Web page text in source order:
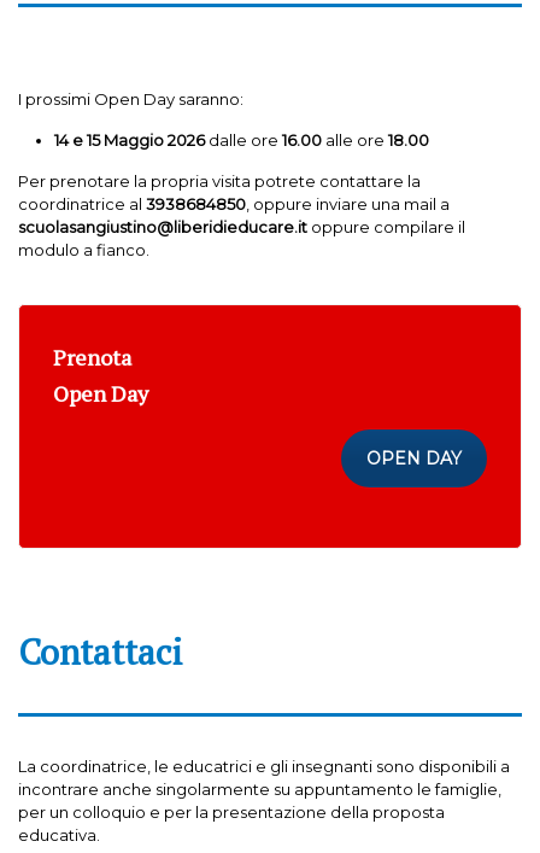
I prossimi Open Day saranno:
14 e 15 Maggio 2026dalle ore16.00alle ore18.00
Per prenotare la propria visita potrete contattare la
coordinatrice al 3938684850, oppure inviare una mail a
scuolasangiustino@liberidieducare.itoppure compilare il
modulo a fianco.
Prenota
Open Day
OPEN DAY
Contattaci
La coordinatrice, le educatrici e gli insegnanti sono disponibili a
incontrare anche singolarmente su appuntamento le famiglie,
per un colloquio e per la presentazione della proposta
educativa.